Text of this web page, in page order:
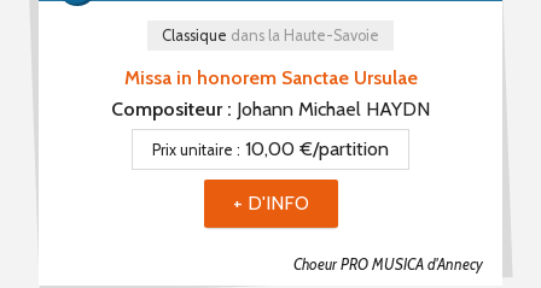
Missa in honorem Sanctae Ursulae
Choeur PRO MUSICA d'Annecy
Classique dans la Haute-Savoie
Compositeur : Johann Michael HAYDN
Prix unitaire : 10,00 €/partition
+ D'INFO